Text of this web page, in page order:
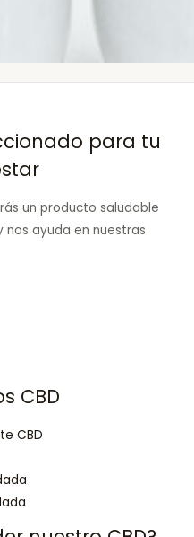
para tu
un producto saludable
nos ayuda en nuestras
CBD
CBD